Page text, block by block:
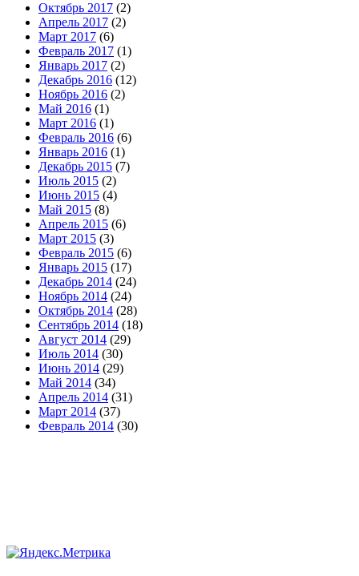
Октябрь 2017 (2)
Апрель 2017 (2)
Март 2017 (6)
Февраль 2017 (1)
Январь 2017 (2)
Декабрь 2016 (12)
Ноябрь 2016 (2)
Май 2016 (1)
Март 2016 (1)
Февраль 2016 (6)
Январь 2016 (1)
Декабрь 2015 (7)
Июль 2015 (2)
Июнь 2015 (4)
Май 2015 (8)
Апрель 2015 (6)
Март 2015 (3)
Февраль 2015 (6)
Январь 2015 (17)
Декабрь 2014 (24)
Ноябрь 2014 (24)
Октябрь 2014 (28)
Сентябрь 2014 (18)
Август 2014 (29)
Июль 2014 (30)
Июнь 2014 (29)
Май 2014 (34)
Апрель 2014 (31)
Март 2014 (37)
Февраль 2014 (30)